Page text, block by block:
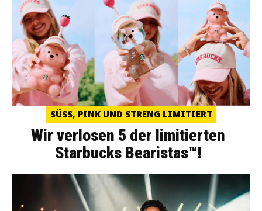
SÜSS, PINK UND STRENG LIMITIERT
Wir verlosen 5 der limitierten
Starbucks Bearistas™!